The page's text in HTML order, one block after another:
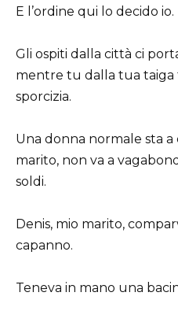
E l’ordine qui lo decido io.
Gli ospiti dalla città ci
mentre tu dalla tua taiga
sporcizia.
Una donna normale sta a
marito, non va a
soldi.
Denis, mio marito,
capanno.
Teneva in mano una